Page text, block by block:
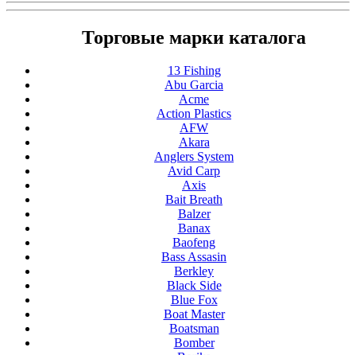
Торговые марки каталога
13 Fishing
Abu Garcia
Acme
Action Plastics
AFW
Akara
Anglers System
Avid Carp
Axis
Bait Breath
Balzer
Banax
Baofeng
Bass Assasin
Berkley
Black Side
Blue Fox
Boat Master
Boatsman
Bomber